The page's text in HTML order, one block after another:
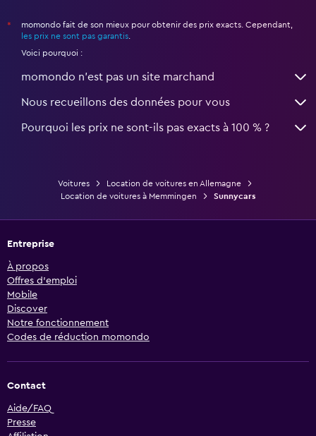
*
momondo fait de son mieux pour obtenir des prix exacts. Cependant,
les prix ne sont pas garantis.
Voici pourquoi :
momondo n'est pas un site marchand
Nous recueillons des données pour vous
Pourquoi les prix ne sont-ils pas exacts à 100 % ?
Voitures
Location de voitures en Allemagne
Location de voitures à Memmingen
Sunnycars
Entreprise
À propos
Offres d’emploi
Mobile
Discover
Notre fonctionnement
Codes de réduction momondo
Contact
Aide/FAQ
Presse